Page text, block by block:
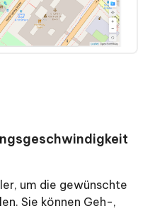
um die gewünschte
Sie können Geh-,